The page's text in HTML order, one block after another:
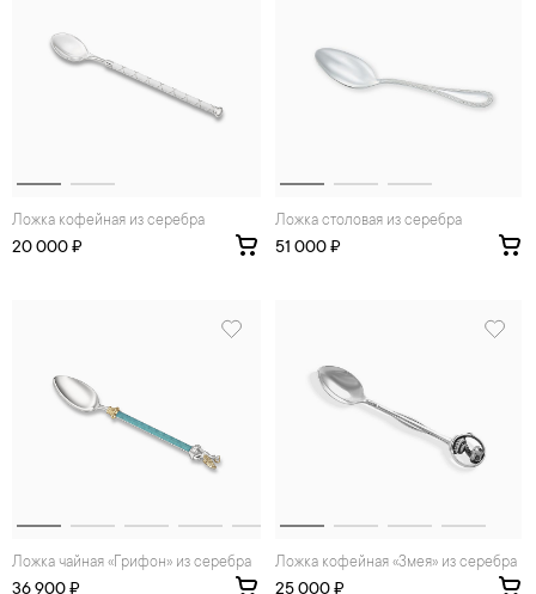
Ложка кофейная из серебра
20 000 ₽
Ложка столовая из серебра
51 000 ₽
Ложка чайная «Грифон» из серебра Ложка кофейная «Змея» из серебра